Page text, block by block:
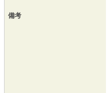
備考